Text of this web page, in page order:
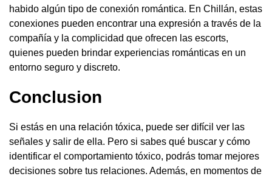
habido algún tipo de conexión romántica. En Chillán, estas
conexiones pueden encontrar una expresión a través de la
compañía y la complicidad que ofrecen las escorts,
quienes pueden brindar experiencias románticas en un
entorno seguro y discreto.
Conclusion
Si estás en una relación tóxica, puede ser difícil ver las
señales y salir de ella. Pero si sabes qué buscar y cómo
identificar el comportamiento tóxico, podrás tomar mejores
decisiones sobre tus relaciones. Además, en momentos de